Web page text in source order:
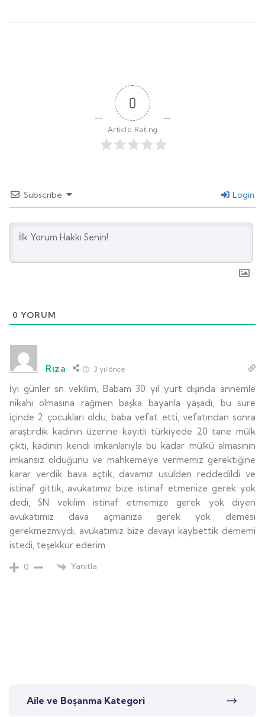
0
Article Rating
Subscribe Login
0 YORUM
Rıza 3 yıl önce
İyi günler sn vekilim, Babam 30 yıl yurt dışında annemle
nikahı olmasına rağmen başka bayanla yaşadı, bu süre
içinde 2 çocukları oldu, baba vefat etti, vefatından sonra
araştırdık kadının üzerine kayıtlı türkiyede 20 tane mülk
çıktı, kadının kendi imkanlarıyla bu kadar mülkü almasının
imkansız olduğunu ve mahkemeye vermemiz gerektiğine
karar verdik bava açtık, davamız usülden reddedildi ve
istinaf gittik, avukatımız bize istinaf etmenize gerek yok
dedi, SN vekilim istinaf etmemize gerek yok diyen
avukatımız dava açmanıza gerek yok demesi
gerekmezmiydi, avukatımız bize davayı kaybettik dememi
istedi, teşekkür ederim
0 Yanıtla
Aile ve Boşanma Kategori